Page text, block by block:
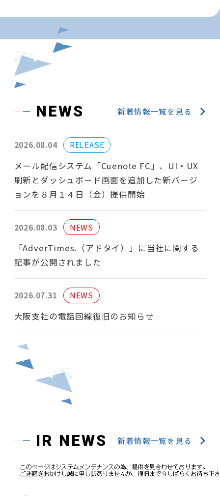
NEWS 新着情報一覧を見る
2026.08.04 RELEASE
メール配信システム「Cuenote FC」、UI・UX
刷新とダッシュボード画面を追加した新バージ
ョンを８月１４日（金）提供開始
2026.08.03 NEWS
「AdverTimes.（アドタイ）」に当社に関する
記事が公開されました
2026.07.31 NEWS
大阪支社の電話回線復旧のお知らせ
IR NEWS 新着情報一覧を見る